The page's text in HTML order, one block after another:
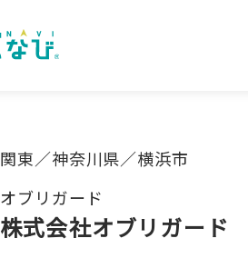
関東／神奈川県／横浜市
オブリガード
株式会社オブリガード